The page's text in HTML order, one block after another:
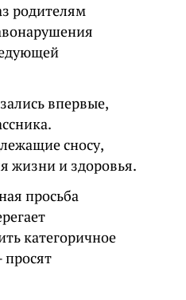
родителям
впервые,
сносу,
жизни и здоровья.
просьба
категоричное
просят